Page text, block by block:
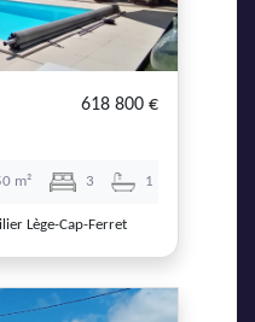
618 800 €
m² 3 1
Lège-Cap-Ferret